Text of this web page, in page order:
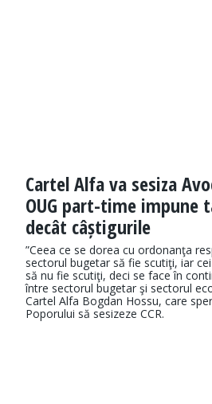
Cartel Alfa va sesiza
OUG part-time impune
decât câștigurile
”Ceea ce se dorea cu ordonanţa
sectorul bugetar să fie scutiţi, iar
să nu fie scutiţi, deci se face în
între sectorul bugetar şi sectorul
Cartel Alfa Bogdan Hossu, care
Poporului să sesizeze CCR.